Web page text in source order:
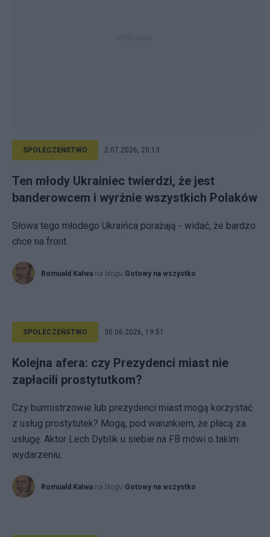
SPOŁECZEŃSTWO 2.07.2026, 20:13
Ten młody Ukrainiec twierdzi, że jest
banderowcem i wyrżnie wszystkich Polaków
Słowa tego młodego Ukraińca porażają - widać, że bardzo
chce na front
Romuald Kałwa na blogu Gotowy na wszystko
SPOŁECZEŃSTWO 30.06.2026, 19:51
Kolejna afera: czy Prezydenci miast nie
zapłacili prostytutkom?
Czy burmistrzowie lub prezydenci miast mogą korzystać
z usług prostytutek? Mogą, pod warunkiem, że płacą za
usługę. Aktor Lech Dyblik u siebie na FB mówi o takim
wydarzeniu.
Romuald Kałwa na blogu Gotowy na wszystko